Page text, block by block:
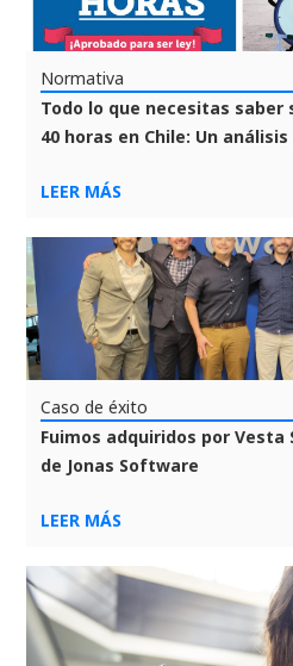
Normativa
Todo lo que necesitas saber
40 horas en Chile: Un
LEER MÁS
Caso de éxito
Fuimos adquiridos por
de Jonas Software
LEER MÁS